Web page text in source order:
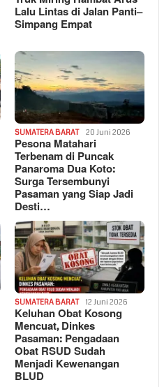
Lalu Lintas di Jalan Panti–
Simpang Empat
SUMATERA BARAT 20 Juni 2026
Pesona Matahari
Terbenam di Puncak
Panaroma Dua Koto:
Surga Tersembunyi
Pasaman yang Siap Jadi
Desti…
SUMATERA BARAT 12 Juni 2026
Keluhan Obat Kosong
Mencuat, Dinkes
Pasaman: Pengadaan
Obat RSUD Sudah
Menjadi Kewenangan
BLUD